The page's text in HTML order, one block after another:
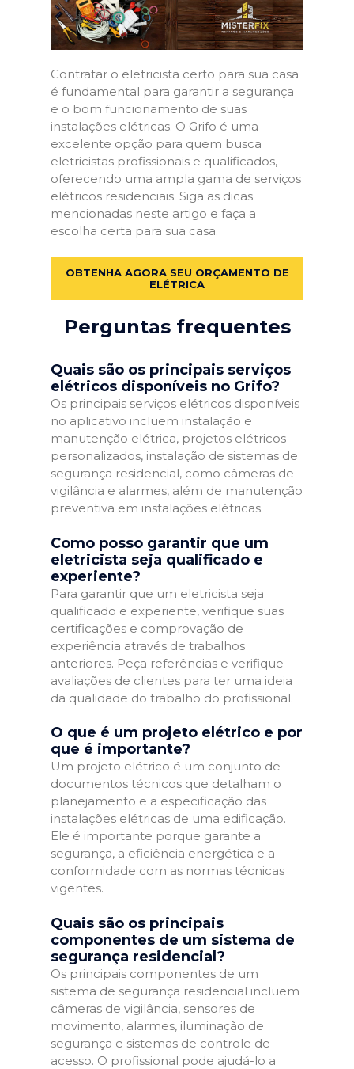
Contratar o eletricista certo para sua casa
é fundamental para garantir a segurança
e o bom funcionamento de suas
instalações elétricas. O Grifo é uma
excelente opção para quem busca
eletricistas profissionais e qualificados,
oferecendo uma ampla gama de serviços
elétricos residenciais. Siga as dicas
mencionadas neste artigo e faça a
escolha certa para sua casa.
OBTENHA AGORA SEU ORÇAMENTO DE
ELÉTRICA
Perguntas frequentes
Quais são os principais serviços
elétricos disponíveis no Grifo?
Os principais serviços elétricos disponíveis
no aplicativo incluem instalação e
manutenção elétrica, projetos elétricos
personalizados, instalação de sistemas de
segurança residencial, como câmeras de
vigilância e alarmes, além de manutenção
preventiva em instalações elétricas.
Como posso garantir que um
eletricista seja qualificado e
experiente?
Para garantir que um eletricista seja
qualificado e experiente, verifique suas
certificações e comprovação de
experiência através de trabalhos
anteriores. Peça referências e verifique
avaliações de clientes para ter uma ideia
da qualidade do trabalho do profissional.
O que é um projeto elétrico e por
que é importante?
Um projeto elétrico é um conjunto de
documentos técnicos que detalham o
planejamento e a especificação das
instalações elétricas de uma edificação.
Ele é importante porque garante a
segurança, a eficiência energética e a
conformidade com as normas técnicas
vigentes.
Quais são os principais
componentes de um sistema de
segurança residencial?
Os principais componentes de um
sistema de segurança residencial incluem
câmeras de vigilância, sensores de
movimento, alarmes, iluminação de
segurança e sistemas de controle de
acesso. O profissional pode ajudá-lo a